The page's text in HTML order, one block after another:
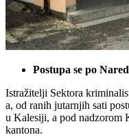
Postupa se po
Istražitelji Sektora
a, od ranih jutarnjih sati
u Kalesiji, a pod nadzorom
kantona.